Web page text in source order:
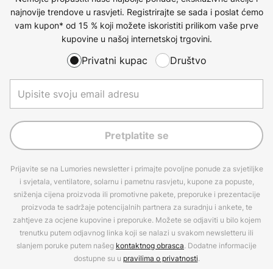
najnovije trendove u rasvjeti. Registrirajte se sada i poslat ćemo
vam kupon* od 15 % koji možete iskoristiti prilikom vaše prve
kupovine u našoj internetskoj trgovini.
Privatni kupac Društvo
Pretplatite se
Prijavite se na Lumories newsletter i primajte povoljne ponude za svjetiljke
i svjetala, ventilatore, solarnu i pametnu rasvjetu, kupone za popuste,
sniženja cijena proizvoda ili promotivne pakete, preporuke i prezentacije
proizvoda te sadržaje potencijalnih partnera za suradnju i ankete, te
zahtjeve za ocjene kupovine i preporuke. Možete se odjaviti u bilo kojem
trenutku putem odjavnog linka koji se nalazi u svakom newsletteru ili
slanjem poruke putem našeg kontaktnog obrasca. Dodatne informacije
dostupne su u pravilima o privatnosti.